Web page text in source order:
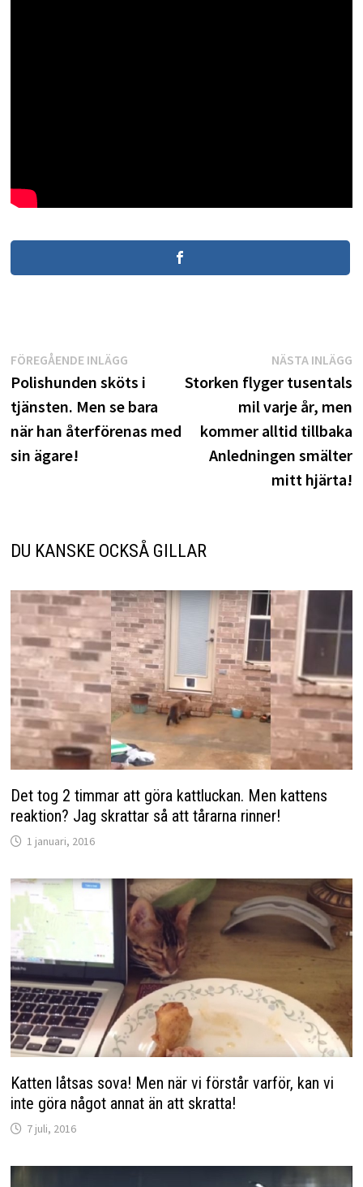
Inläggsnavigering
FÖREGÅENDE INLÄGGFöregående
inlägg:
Polishunden sköts i
tjänsten. Men se bara
när han återförenas med
sin ägare!
NÄSTA INLÄGG
Storken flyger tusentals
mil varje år, men
kommer alltid tillbaka
Anledningen smälter
mitt hjärta!
DU KANSKE OCKSÅ GILLAR
Det tog 2 timmar att göra kattluckan. Men kattens
reaktion? Jag skrattar så att tårarna rinner!
1 januari, 2016
Katten låtsas sova! Men när vi förstår varför, kan vi
inte göra något annat än att skratta!
7 juli, 2016